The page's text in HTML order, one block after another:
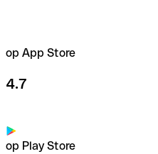
op App Store
4.7
op Play Store